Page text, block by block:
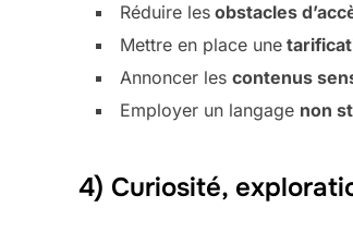
Réduire les obstacles
Mettre en place une
Annoncer les contenus
Employer un langage non
4) Curiosité,